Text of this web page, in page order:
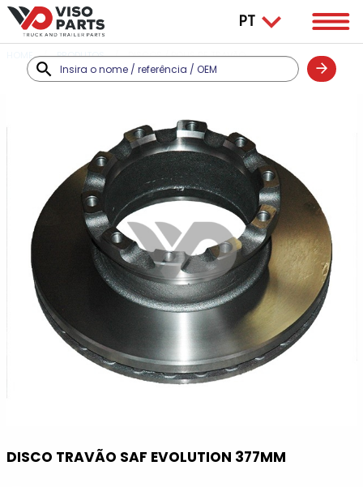
PRODUTOS DISCOS / POLIS DE TRAVÃO
DISCO TRAVÃO SAF EVOLUTION 377MM